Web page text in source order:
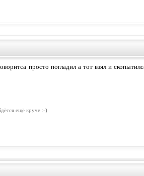
просто погладил а тот взял и
ещё круче :-)